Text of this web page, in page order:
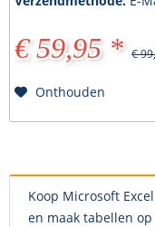
€ 59,95 * €
Onthouden
Koop Microsoft
en maak tabellen